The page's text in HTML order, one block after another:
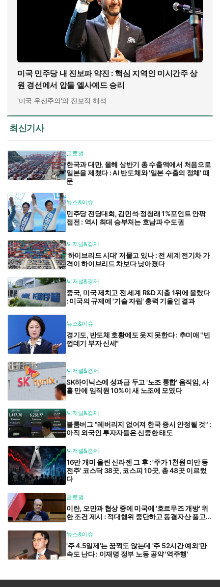
미국 민주당 내 진보파 약진 : 핵심 지역인 미시간주 상
원 경선에서 압둘 엘사예드 승리
'미국 우선주의'의 진보적 해석
최신기사
글로벌
한국과 대만, 올해 상반기 총 수출액에서 처음으로
일본을 제쳤다 : AI 반도체와 '일본 수출의 정체' 때
문
뉴스&이슈
민주당 전당대회, 김민석·정청래 1%포인트 안팎
접전 : 역시 최대 승부처는 호남과 수도권
씨저널&경제
'하이브리드 시대' 저물고 있나 : 전 세계 전기차 가
격이 하이브리드 차보다 낮아졌다
씨저널&경제
중국, 미국 제치고 전 세계 R&D 지출 1위에 올랐다
: 미국의 규제에 '기술 자립' 총력 기울인 결과
뉴스&이슈
경기도, 반도체 호황에도 웃지 못한다 : 추미애 "빈
껍데기 부자 신세"
씨저널&경제
SK하이닉스에 성과급 두고 '노조 통합' 움직임, 사
흘 만에 임직원 10%이 새 노조에 모였다
씨저널&경제
블룸버그 "레버리지 없어져 한국 증시 안정될 것" :
아직 외국인 투자자들은 신중한 태도
씨저널&경제
16만 개미 울린 신라젠 그 후 : '주가 1천원 미만 동
전주' 코스닥 38곳, 코스피 10곳, 총 48곳 이르렀
다
글로벌
이란, 오만과 협상 중에 미국에 '호르무즈 개방' 위
한 조건 제시 : 적대행위 중단하고 동결자산 풀고...
뉴스&이슈
'주 4.5일제'는 꿈쩍도 않는데 '주 52시간 예외'만
속도 난다 : 이재명 정부 노동 공약 '역주행'